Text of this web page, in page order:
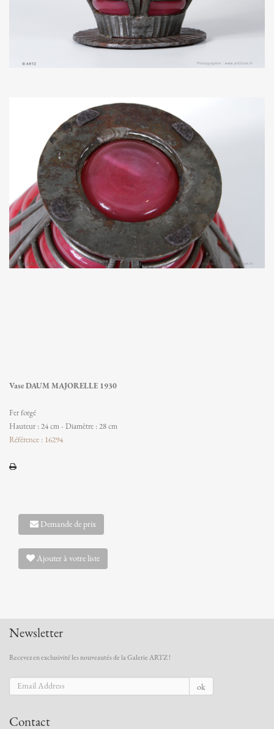
Vase DAUM MAJORELLE 1930
Fer forgé
Hauteur : 24 cm - Diamètre : 28 cm
Référence : 16294
Demande de prix
Ajouter à votre liste
Newsletter
Recevez en exclusivité les nouveautés de la Galerie ARTZ !
ok
Contact